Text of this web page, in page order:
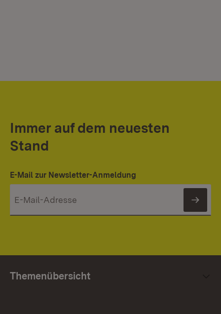
Immer auf dem neuesten
Stand
E-Mail zur Newsletter-Anmeldung
Themenübersicht